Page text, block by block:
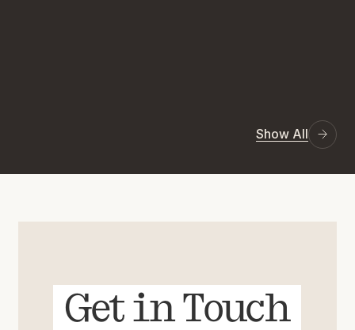
Show All
Get in Touch